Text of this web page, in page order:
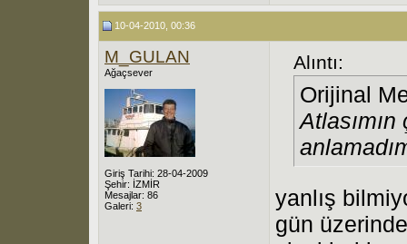
10-04-2010, 00:36
M_GULAN
Ağaçsever
Giriş Tarihi: 28-04-2009
Şehir: İZMİR
Mesajlar: 86
Galeri: 3
Alıntı:
Orijinal
yanlış
gün